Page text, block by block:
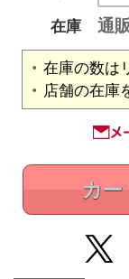
在庫
通
在庫の数は
店舗の在庫
カー